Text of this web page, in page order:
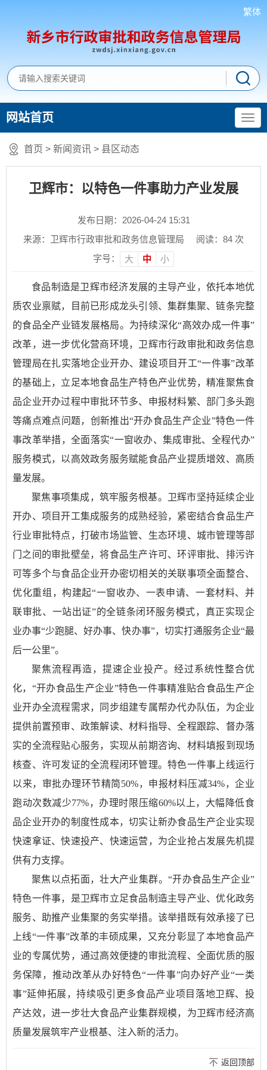
繁体
网站首页
首页 > 新闻资讯 > 县区动态
卫辉市：以特色一件事助力产业发展
发布日期：2026-04-24 15:31
来源：卫辉市行政审批和政务信息管理局
阅读： 84 次
字号：
大 中 小
食品制造是卫辉市经济发展的主导产业，依托本地优
质农业禀赋，目前已形成龙头引领、集群集聚、链条完整
的食品全产业链发展格局。为持续深化“高效办成一件事”
改革，进一步优化营商环境，卫辉市行政审批和政务信息
管理局在扎实落地企业开办、建设项目开工“一件事”改革
的基础上，立足本地食品生产特色产业优势，精准聚焦食
品企业开办过程中审批环节多、申报材料繁、部门多头跑
等痛点难点问题，创新推出“开办食品生产企业”特色一件
事改革举措，全面落实“一窗收办、集成审批、全程代办”
服务模式，以高效政务服务赋能食品产业提质增效、高质
量发展。
聚焦事项集成，筑牢服务根基。卫辉市坚持延续企业
开办、项目开工集成服务的成熟经验，紧密结合食品生产
行业审批特点，打破市场监管、生态环境、城市管理等部
门之间的审批壁垒，将食品生产许可、环评审批、排污许
可等多个与食品企业开办密切相关的关联事项全面整合、
优化重组，构建起“一窗收办、一表申请、一套材料、并
联审批、一站出证”的全链条闭环服务模式，真正实现企
业办事“少跑腿、好办事、快办事”，切实打通服务企业“最
后一公里”。
聚焦流程再造，提速企业投产。经过系统性整合优
化，“开办食品生产企业”特色一件事精准贴合食品生产企
业开办全流程需求，同步组建专属帮办代办队伍，为企业
提供前置预审、政策解读、材料指导、全程跟踪、督办落
实的全流程贴心服务，实现从前期咨询、材料填报到现场
核查、许可发证的全流程闭环管理。特色一件事上线运行
以来，审批办理环节精简50%，申报材料压减34%，企业
跑动次数减少77%，办理时限压缩60%以上，大幅降低食
品企业开办的制度性成本，切实让新办食品生产企业实现
快速拿证、快速投产、快速运营，为企业抢占发展先机提
供有力支撑。
聚焦以点拓面，壮大产业集群。“开办食品生产企业”
特色一件事，是卫辉市立足食品制造主导产业、优化政务
服务、助推产业集聚的务实举措。该举措既有效承接了已
上线“一件事”改革的丰硕成果，又充分彰显了本地食品产
业的专属优势，通过高效便捷的审批流程、全面优质的服
务保障，推动改革从办好特色“一件事”向办好产业“一类
事”延伸拓展，持续吸引更多食品产业项目落地卫辉、投
产达效，进一步壮大食品产业集群规模，为卫辉市经济高
质量发展筑牢产业根基、注入新的活力。
返回顶部